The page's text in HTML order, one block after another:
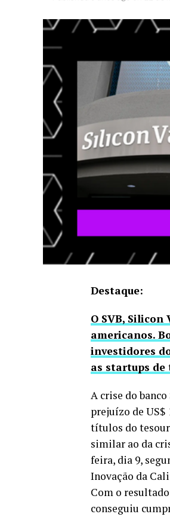
Destaque:
O SVB,
americanos.
investidores
as startups
A crise do
prejuízo de
títulos do
similar ao da
feira, dia 9,
Inovação da
Com o
conseguiu